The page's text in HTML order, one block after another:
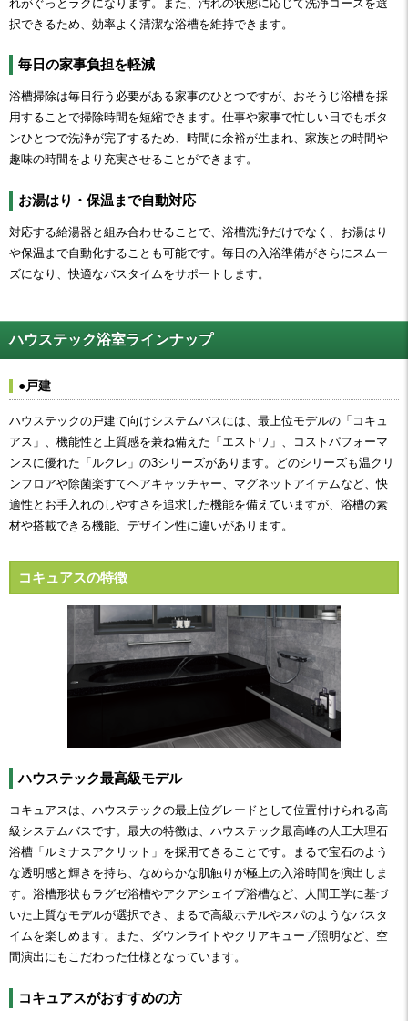
れがぐっとラクになります。また、汚れの状態に応じて洗浄コースを選
択できるため、効率よく清潔な浴槽を維持できます。
毎日の家事負担を軽減
浴槽掃除は毎日行う必要がある家事のひとつですが、おそうじ浴槽を採
用することで掃除時間を短縮できます。仕事や家事で忙しい日でもボタ
ンひとつで洗浄が完了するため、時間に余裕が生まれ、家族との時間や
趣味の時間をより充実させることができます。
お湯はり・保温まで自動対応
対応する給湯器と組み合わせることで、浴槽洗浄だけでなく、お湯はり
や保温まで自動化することも可能です。毎日の入浴準備がさらにスムー
ズになり、快適なバスタイムをサポートします。
ハウステック浴室ラインナップ
●戸建
ハウステックの戸建て向けシステムバスには、最上位モデルの「コキュ
アス」、機能性と上質感を兼ね備えた「エストワ」、コストパフォーマ
ンスに優れた「ルクレ」の3シリーズがあります。どのシリーズも温クリ
ンフロアや除菌楽すてヘアキャッチャー、マグネットアイテムなど、快
適性とお手入れのしやすさを追求した機能を備えていますが、浴槽の素
材や搭載できる機能、デザイン性に違いがあります。
コキュアスの特徴
ハウステック最高級モデル
コキュアスは、ハウステックの最上位グレードとして位置付けられる高
級システムバスです。最大の特徴は、ハウステック最高峰の人工大理石
浴槽「ルミナスアクリット」を採用できることです。まるで宝石のよう
な透明感と輝きを持ち、なめらかな肌触りが極上の入浴時間を演出しま
す。浴槽形状もラグゼ浴槽やアクアシェイプ浴槽など、人間工学に基づ
いた上質なモデルが選択でき、まるで高級ホテルやスパのようなバスタ
イムを楽しめます。また、ダウンライトやクリアキューブ照明など、空
間演出にもこだわった仕様となっています。
コキュアスがおすすめの方